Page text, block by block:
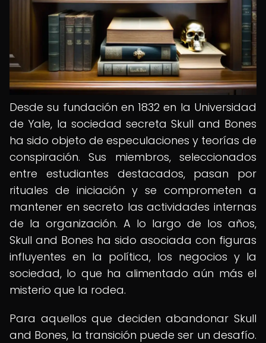
Desde su fundación en 1832 en la Universidad
de Yale, la sociedad secreta Skull and Bones
ha sido objeto de especulaciones y teorías de
conspiración. Sus miembros, seleccionados
entre estudiantes destacados, pasan por
rituales de iniciación y se comprometen a
mantener en secreto las actividades internas
de la organización. A lo largo de los años,
Skull and Bones ha sido asociada con figuras
influyentes en la política, los negocios y la
sociedad, lo que ha alimentado aún más el
misterio que la rodea.
Para aquellos que deciden abandonar Skull
and Bones, la transición puede ser un desafío.